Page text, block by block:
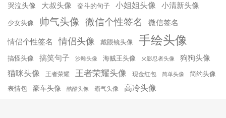
哭泣头像 大叔头像 奋斗的句子 小姐姐头像 小清新头像
少女头像 帅气头像 微信个性签名 微信签名
情侣个性签名 情侣头像 戴眼镜头像 手绘头像
搞怪头像 搞笑句子 沙雕头像 海贼王头像 火影忍者头像 狗狗头像
猫咪头像 王者荣耀 王者荣耀头像 现金红包 简单头像 简约头像
表情包 豪车头像 酷酷头像 霸气头像 高冷头像